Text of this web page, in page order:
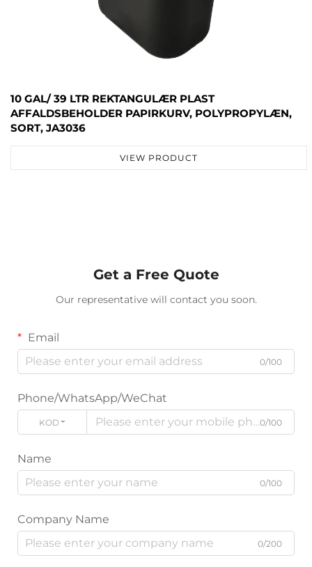
10 GAL/ 39 LTR REKTANGULÆR PLAST
AFFALDSBEHOLDER PAPIRKURV, POLYPROPYLÆN,
SORT, JA3036
VIEW PRODUCT
Get a Free Quote
Our representative will contact you soon.
Email
0/100
Phone/WhatsApp/WeChat
KODE 0/100
Name
0/100
Company Name
0/200